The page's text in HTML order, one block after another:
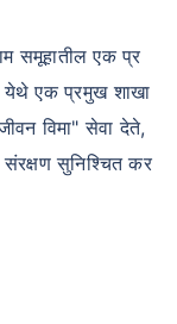
समूहातील एक प्र
येथे एक प्रमुख शाखा
विमा" सेवा देते,
संरक्षण सुनिश्चित कर